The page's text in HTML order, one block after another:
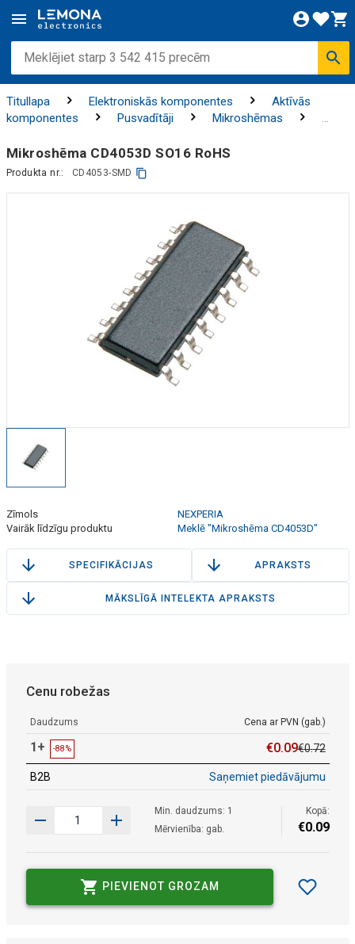
Titullapa Elektroniskās komponentes
Aktīvās
komponentes
Pusvadītāji
Mikroshēmas
Mikroshēma CD4053D SO16 RoHS
Produkta nr.: CD4053-SMD
Zīmols
NEXPERIA
Vairāk līdzīgu produktu
Meklē "Mikroshēma CD4053D"
SPECIFIKĀCIJAS APRAKSTS
MĀKSLĪGĀ INTELEKTA APRAKSTS
Cenu robežas
Daudzums Cena ar PVN (gab.)
1+ -88% €0.09€0.72
B2B Saņemiet piedāvājumu
Min. daudzums: 1
Mērvienība: gab.
Kopā:
€0.09
PIEVIENOT GROZAM